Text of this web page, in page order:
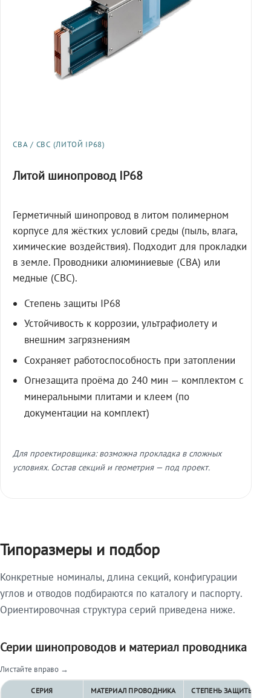
СВА / СВС (ЛИТОЙ IP68)
Литой шинопровод IP68
Герметичный шинопровод в литом полимерном
корпусе для жёстких условий среды (пыль, влага,
химические воздействия). Подходит для прокладки
в земле. Проводники алюминиевые (СВА) или
медные (СВС).
Степень защиты IP68
Устойчивость к коррозии, ультрафиолету и
внешним загрязнениям
Сохраняет работоспособность при затоплении
Огнезащита проёма до 240 мин — комплектом с
минеральными плитами и клеем (по
документации на комплект)
Для проектировщика: возможна прокладка в сложных
условиях. Состав секций и геометрия — под проект.
Типоразмеры и подбор
Конкретные номиналы, длина секций, конфигурации
углов и отводов подбираются по каталогу и паспорту.
Ориентировочная структура серий приведена ниже.
Серии шинопроводов и материал проводника
Листайте вправо →
СЕРИЯ МАТЕРИАЛ ПРОВОДНИКА СТЕПЕНЬ ЗАЩИТЫ